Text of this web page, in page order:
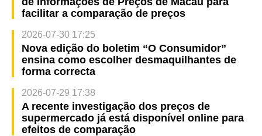
facilitar a comparação de preços
2026-07-30 17:25
Nova edição do boletim “O Consumidor”
ensina como escolher desmaquilhantes de
forma correcta
2026-07-29 17:38
A recente investigação dos preços de
supermercado já está disponível online para
efeitos de comparação